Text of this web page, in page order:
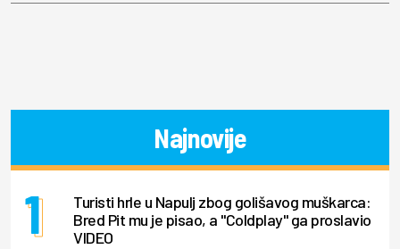
Najnovije
Turisti hrle u Napulj zbog golišavog muškarca:
Bred Pit mu je pisao, a "Coldplay" ga proslavio
VIDEO